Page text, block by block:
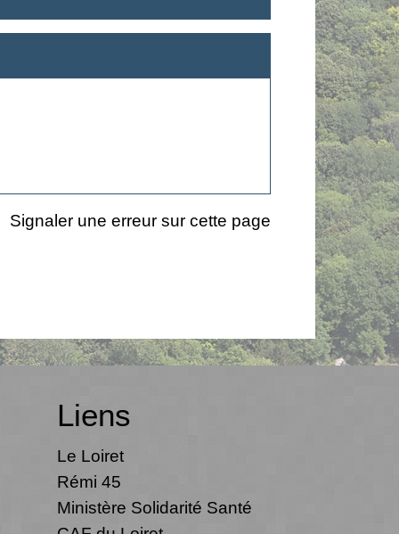
Signaler une erreur sur cette page
Liens
Le Loiret
Rémi 45
Ministère Solidarité Santé